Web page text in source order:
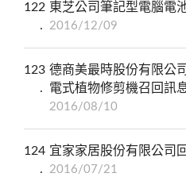
122 東芝公司筆記型電腦電
2016/12/09
123 德商美最時股份有限公
電式植物修剪機召回訊
2016/08/10
124 宜家家居股份有限公司
2016/07/21